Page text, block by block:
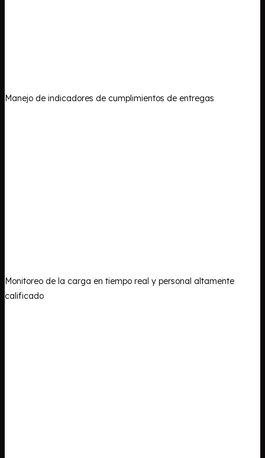
Manejo de indicadores de cumplimientos de entregas
Monitoreo de la carga en tiempo real y personal altamente
calificado